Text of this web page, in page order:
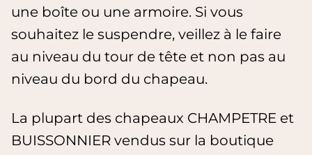
une boîte ou une armoire. Si vous
souhaitez le suspendre, veillez à le faire
au niveau du tour de tête et non pas au
niveau du bord du chapeau.
La plupart des chapeaux CHAMPETRE et
BUISSONNIER vendus sur la boutique